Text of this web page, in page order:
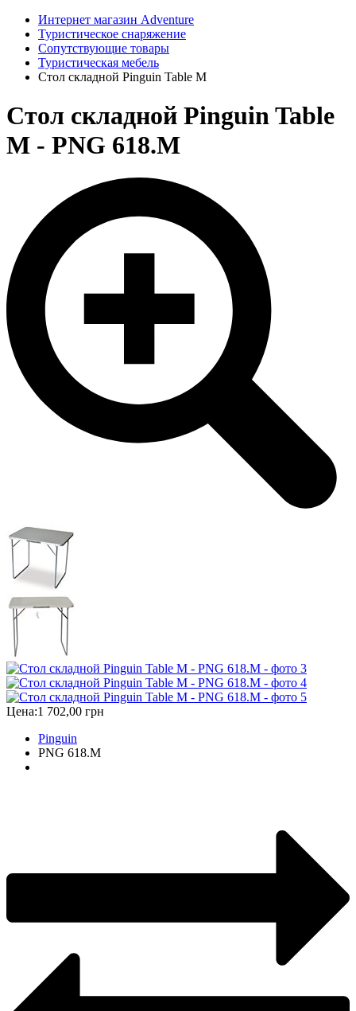
Интернет магазин Adventure
Туристическое снаряжение
Сопутствующие товары
Туристическая мебель
Стол складной Pinguin Table M
Стол складной Pinguin Table
M - PNG 618.M
Цена:1 702,00 грн
Pinguin
PNG 618.M